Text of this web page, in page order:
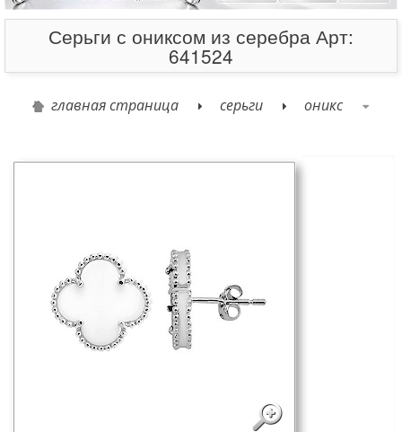
Серьги с ониксом из серебра Арт:
641524
главная страница серьги оникс